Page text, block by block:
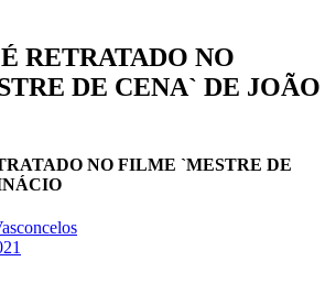
RETRATADO NO
DE CENA` DE JOÃO
NO FILME `MESTRE DE